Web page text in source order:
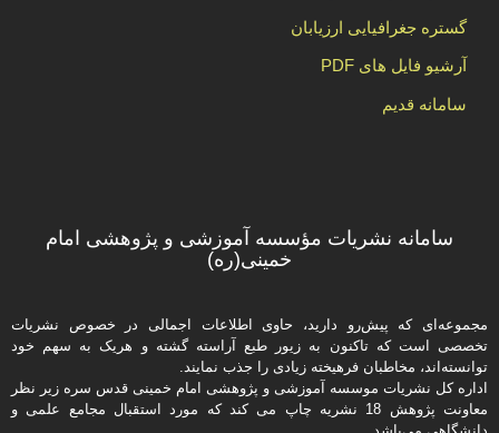
گستره جغرافیایی ارزیابان
آرشیو فایل های PDF
سامانه قدیم
سامانه نشریات مؤسسه آموزشی و پژوهشی امام
خمینی(ره)
مجموعه‌ای که پیش‌رو دارید،‌ حاوی اطلاعات اجمالی در خصوص نشریات
تخصصی است که تاکنون به زیور طبع آراسته گشته و هریک به سهم خود
توانسته‌اند، مخاطبان فرهیخته‌ زیادی را جذب نمایند.
اداره كل نشریات موسسه آموزشی و پژوهشی امام خمینی قدس سره زیر نظر
معاونت پژوهش 18 نشریه چاپ می کند که مورد استقبال مجامع علمی و